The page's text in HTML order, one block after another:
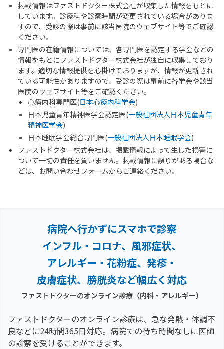
掲載情報はファストドクター株式会社が収集した情報をもとに
しています。診療科や診察時間が変更されている場合がありま
すので、受診の際は事前に該当医院のウェブサイト等でご確認
ください。
専門医の在籍情報については、各専門医を認定する学会などの
情報をもとにファストドクター株式会社が独自に収集しており
ます。適切な情報提供を心掛けておりますが、情報が更新され
ている可能性がありますので、受診の際は事前に各学会や該当
医院のウェブサイト等をご確認ください。
心療内科専門医(日本心療内科学会)
日本児童青年精神医学会認定医(一般社団法人日本児童青年
精神医学会)
日本睡眠学会総合専門医(一般社団法人日本睡眠学会)
ファストドクター株式会社は、掲載情報によって生じた損害に
ついて一切の責任を負いません。掲載情報に誤りがある場合な
どは、お問い合わせフォームからご連絡ください。
病院へ行かずにスマホで診察
インフル・コロナ、風邪症状、
アレルギー・花粉症、 発疹・
皮膚症状、膀胱炎など幅広く対応
ファストドクターのオンライン診療（内科・アレルギー）
ファストドクターのオンライン診療は、急な発熱・体調不
良などに24時間365日対応。 病院での待ち時間なしに医師
の診察を受けることができます。